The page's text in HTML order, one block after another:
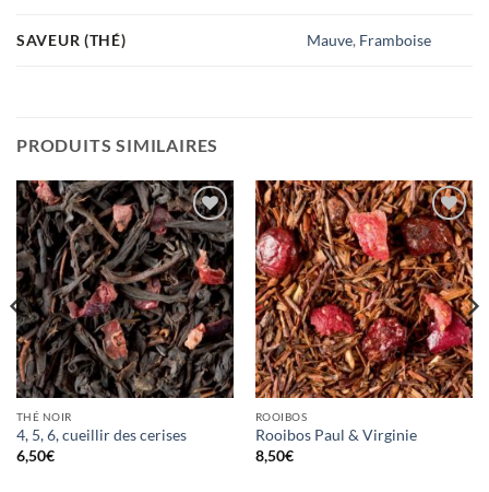
SAVEUR (THÉ) Mauve, Framboise
PRODUITS SIMILAIRES
Ajouter
à la
wishlist
THÉ NOIR
4, 5, 6, cueillir des cerises
6,50€
Ajouter
à la
wishlist
ROOIBOS
Rooibos Paul & Virginie
8,50€